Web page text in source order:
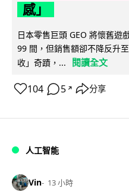
感」
日本零售巨頭 GEO 將懷舊遊
99 間，但銷售額卻不降反升
收」奇蹟，...
閱讀全文
104 5 ↗ 分享
人工智能
Vin 13 小時